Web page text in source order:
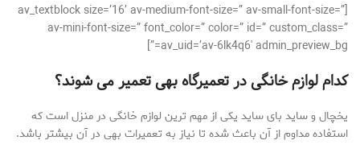
[av_textblock size=’16’ av-medium-font-size=” av-small-font-size=”
av-mini-font-size=” font_color=” color=” id=” custom_class=”
av_uid=’av-6lk4q6′ admin_preview_bg=”]
کدام لوازم خانگی در تعمیرگاه بهی تعمیر می شوند؟
یخچال و ساید بای ساید یکی از مهم ترین لوازم خانگی در منزل است که
استفاده مداوم از آن باعث شده تا نیاز به تعمیرات بهی در آن بیشتر باشد.